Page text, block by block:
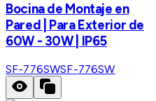
Bocina de Montaje en
Pared | Para Exterior de
60W - 30W | IP65
SF-776SWSF-776SW